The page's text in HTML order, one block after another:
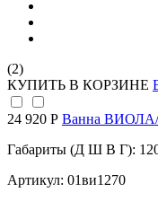
(2)
КУПИТЬ В КОРЗИНЕ
24 920 Р Ванна
Габариты (Д Ш В Г):
Артикул: 01ви1270